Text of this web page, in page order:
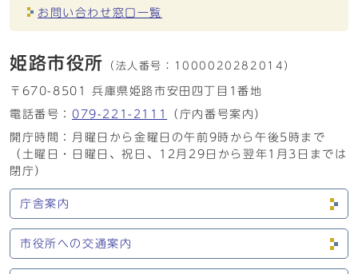
お問い合わせ窓口一覧
姫路市役所 （法人番号： 1000020282014）
〒670-8501 兵庫県姫路市安田四丁目1番地
電話番号： 079-221-2111
（庁内番号案内）
開庁時間：月曜日から金曜日の午前9時から午後5時まで
（土曜日・日曜日、祝日、12月29日から翌年1月3日までは
閉庁）
庁舎案内
市役所への交通案内